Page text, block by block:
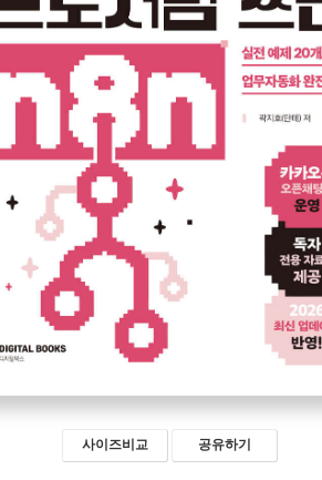
사이즈비교 공유하기